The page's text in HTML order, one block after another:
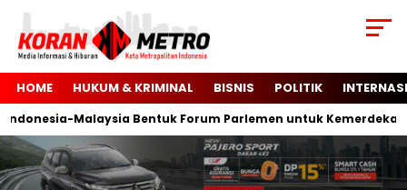
HOME HUKUM & KRIMINAL BISNIS POLITIK
Malaysia Bentuk Forum Parlemen untuk Kemerdekaan